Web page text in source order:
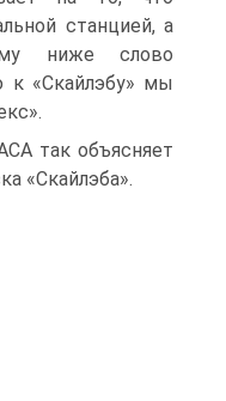
станцией, а
ниже слово
к «Скайлэбу» мы
так объясняет
«Скайлэба».